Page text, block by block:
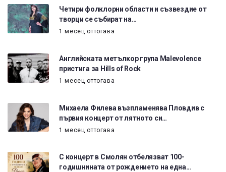
Четири фолклорни области и съзвездие от
творци се събират на…
1 месец оттогава
Английската метълкор група Malevolence
пристига за Hills of Rock
1 месец оттогава
Михаела Филева възпламенява Пловдив с
първия концерт от лятното си…
1 месец оттогава
С концерт в Смолян отбелязват 100-
годишнината от рождението на една…